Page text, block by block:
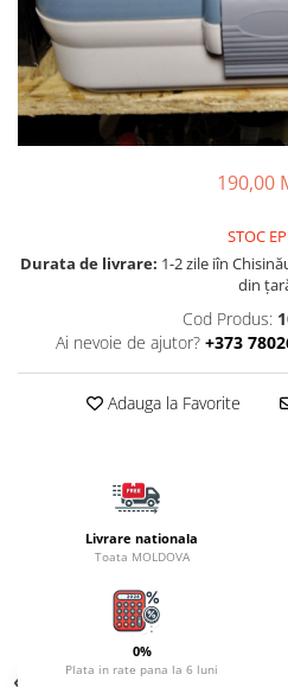
Fire feeder, stationar
Plute si Indicatoare
Platforme feeder, suporturi,
tripoduri
Plumbi, cosulete, momitoare
Genti, huse, galeti
Nada, momeala, aditivi
Lansete la rapitor
Carlige la rapitor
Greutati la rapitor
Monturi rapitor
Forfaci la rapitor
Momeli la rapitor
190,00
STOC
Durata de livrare: 1-2 zile iîn
din
Cod Produs:
Ai nevoie de ajutor? +373
Adauga la Favorite
Livrare nationala
Toata MOLDOVA
0%
Plata in rate pana la 6 luni